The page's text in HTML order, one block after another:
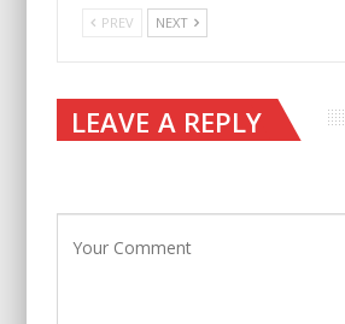
PREV NEXT
LEAVE A REPLY